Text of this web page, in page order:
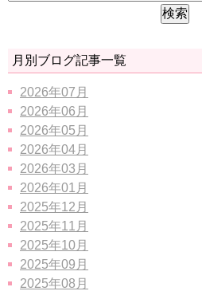
月別ブログ記事一覧
2026年07月
2026年06月
2026年05月
2026年04月
2026年03月
2026年01月
2025年12月
2025年11月
2025年10月
2025年09月
2025年08月